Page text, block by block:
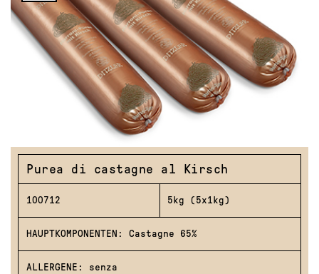
Purea di castagne al Kirsch
100712 5kg (5x1kg)
HAUPTKOMPONENTEN: Castagne 65%
ALLERGENE: senza